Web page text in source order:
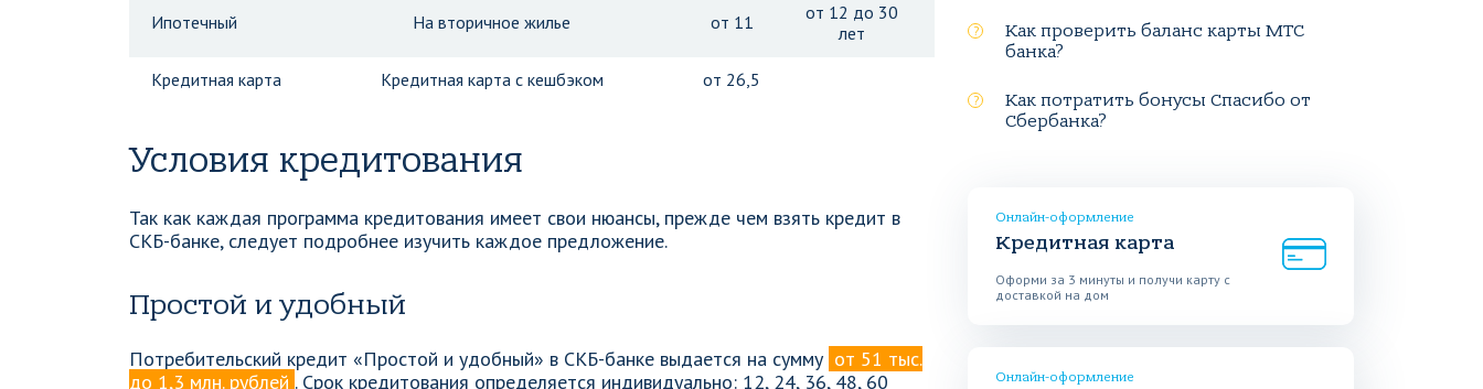
Ипотечный На вторичное жилье от 11
от 12 до 30
лет
Кредитная карта Кредитная карта с кешбэком от 26,5
Условия кредитования
Так как каждая программа кредитования имеет свои нюансы, прежде чем взять кредит в
СКБ-банке, следует подробнее изучить каждое предложение.
Простой и удобный
Потребительский кредит «Простой и удобный» в СКБ-банке выдается на сумму от 51 тыс.
до 1,3 млн. рублей . Срок кредитования определяется индивидуально: 12, 24, 36, 48, 60
Как проверить баланс карты МТС
банка?
Как потратить бонусы Спасибо от
Сбербанка?
Онлайн-оформление
Кредитная карта
Оформи за 3 минуты и получи карту с
доставкой на дом
Онлайн-оформление